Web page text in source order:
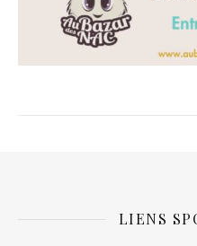
LIENS